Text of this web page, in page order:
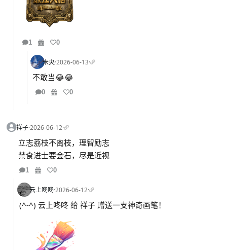
1 0
未央·2026-06-13·
不敢当😂😂
0 0
祥子·2026-06-12·
立志荔枝不离枝，理智励志
禁食进士要金石，尽是近视
1 0
云上咚咚·2026-06-12·
(^-^) 云上咚咚 给 祥子 赠送一支神奇画笔！